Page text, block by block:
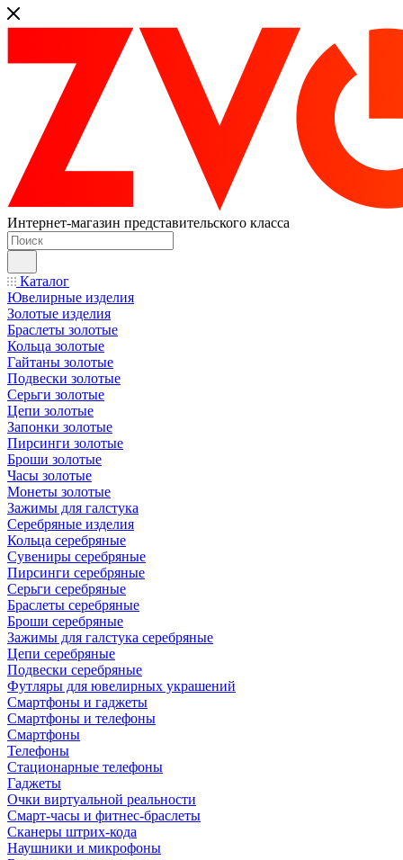
Интернет-магазин представительского класса
Каталог
Ювелирные изделия
Золотые изделия
Браслеты золотые
Кольца золотые
Гайтаны золотые
Подвески золотые
Серьги золотые
Цепи золотые
Запонки золотые
Пирсинги золотые
Броши золотые
Часы золотые
Монеты золотые
Зажимы для галстука
Серебряные изделия
Кольца серебряные
Сувениры серебряные
Пирсинги серебряные
Серьги серебряные
Браслеты серебряные
Броши серебряные
Зажимы для галстука серебряные
Цепи серебряные
Подвески серебряные
Футляры для ювелирных украшений
Смартфоны и гаджеты
Смартфоны и телефоны
Смартфоны
Телефоны
Стационарные телефоны
Гаджеты
Очки виртуальной реальности
Смарт-часы и фитнес-браслеты
Сканеры штрих-кода
Наушники и микрофоны